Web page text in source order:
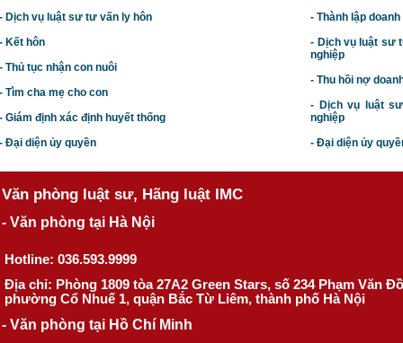
Dịch vụ luật sư tư vấn ly hôn
Kết hôn
Thủ tục nhận con nuôi
Tìm cha mẹ cho con
Giám định xác định huyết thống
Đại diện ủy quyền
- Thành lập
- Dịch vụ luật sư t
nghiệp
- Thu hồi nợ
- Dịch vụ luật
nghiệp
- Đại diện ủy
Văn phòng luật sư, Hãng luật IMC
- Văn phòng tại Hà Nội
Hotline: 036.593.9999
Địa chỉ: Phòng 1809 tòa 27A2 Green Stars, số 234 Phạm Văn
phường Cổ Nhuế 1, quận Bắc Từ Liêm, thành phố Hà Nội
- Văn phòng tại Hồ Chí Minh